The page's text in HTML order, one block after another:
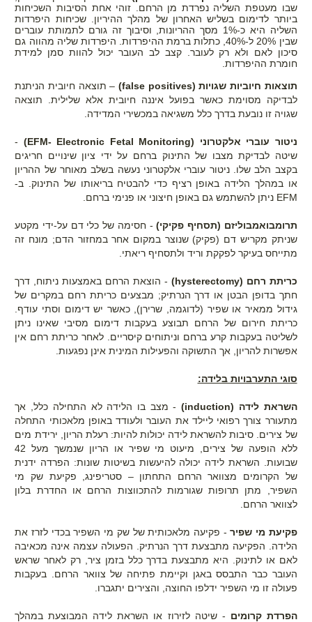
שבו מעטפת השליה נפרדת מן הרחם. זוהי אחת הסיבות השכיחות
ביותר לדימום בשליש האחרון של מהלך ההיריון. שכיחות היפרדות
השליה היא כ-1% מסך ההריונות, וסיבוך זה גורם לתמותת עוברים
שבין 20% ל-40%, כתלות ברמת ההיפרדות. היפרדות שליה מהווה גם
סיכון לאם ולא רק לעובר. קצב לב העובר יכול להוות סמן למידת
חומרת ההיפרדות.
תוצאות חיוביות שגויות (false positives)
– תוצאה חיובית הניתנת
לבדיקה מסוימת כאשר בפועל איננה חיובית אלא שלילית. תוצאה
שגויה זו נובעת בדרך כלל משגיאה במכשירי המדידה.
ניטור עוברי אלקטרוני (EFM- Electronic Fetal Monitoring)
-
שיטה לבדיקת מצבו של התינוק ברחם על ידי ציון שינויים חריגים
בקצב הלב שלו. ניטור עוברי אלקטרוני נעשה בשלב מאוחר של ההריון
או במהלך הלידה באופן רציף כדי להבטיח בריאותו של התינוק. ב-
EFM ניתן להשתמש גם באופן חיצוני או פנימי ברחם.
תרומבואמבוליזם (תסחיף פקיקי)- חסימה של כלי דם על-ידי מקטע
שניתק מקריש דם (פקיק) שנוצר במקום אחר במחזור הדם; מונח זה
מתייחס בעיקר לפקקת וריד ולתסחיף ריאתי.
כריתת רחם (hysterectomy)
- הוצאת הרחם באמצעות ניתוח, דרך
חתך בדופן הבטן או דרך הנרתיק; מבצעים כריתת רחם במקרים של
גידול ממאיר או שפיר (לדוגמה, שרירן), כאשר יש דימום וסתי עודף.
כריתת חירום של הרחם תבוצע בעקבות דימום מסיבי שאינו ניתן
לשליטה בעקבות קרע ברחם וניתוחים קיסריים. לאחר כריתת רחם אין
אפשרות להריון, אך התשוקה והפעילות המינית אינן נפגעות.
סוגי התערבויות בלידה:
השראת לידה (induction)
- מצב בו הלידה לא התחילה כלל, אך
מתעורר צורך רפואי ליילד את העובר ולעודד באופן מלאכותי התחלה
של צירים. סיבות להשראת לידה יכולות להיות: רעלת הריון, ירידת מים
ללא הופעה של צירים, מיעוט מי שפיר או הריון שנמשך מעל 42
שבועות. השראת לידה יכולה להיעשות בשיטות שונות: הפרדה ידנית
של הקרומים מצוואר הרחם התחתון – סטריפינג, פקיעת שק מי
השפיר, מתן תרופות שגורמות להתכווצות הרחם או החדרת בלון
לצוואר הרחם.
פקיעת מי שפיר - פקיעה מלאכותית של שק מי השפיר בכדי לזרז את
הלידה. הפקיעה מתבצעת דרך הנרתיק. הפעולה עצמה אינה מכאיבה
לאם או לתינוק. היא מתבצעת בדרך כלל בזמן ציר, רק לאחר שראש
העובר כבר התבסס באגן וקיימת פתיחה של צוואר הרחם. בעקבות
פעולה זו מי השפיר ידלפו החוצה, והצירים יתגברו.
הפרדת קרומים - שיטה לזירוז או השראת לידה המבוצעת במהלך